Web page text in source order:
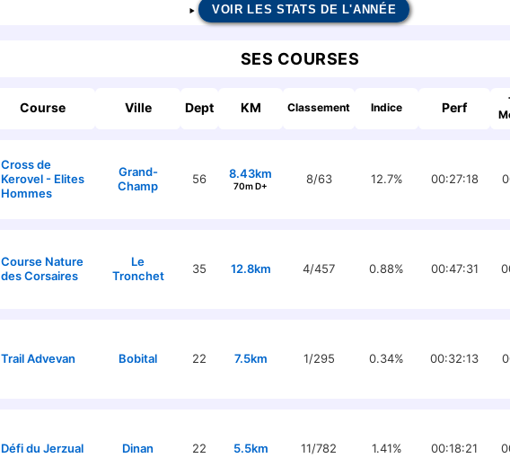
VOIR LES STATS DE L'ANNÉE
SES COURSES
Course Ville Dept KM Classement Indice Perf
Cross de
Kerovel - Elites
Hommes
Grand-
Champ
56 8.43km
70m D+ 8/63 12.7% 00:27:18
Course Nature
des Corsaires
Le
Tronchet
35 12.8km 4/457 0.88% 00:47:31
Trail Advevan Bobital 22 7.5km 1/295 0.34% 00:32:13
Défi du Jerzual Dinan 22 5.5km 11/782 1.41% 00:18:21